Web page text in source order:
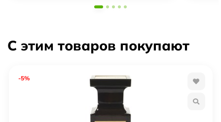
С этим товаров покупают
-5%